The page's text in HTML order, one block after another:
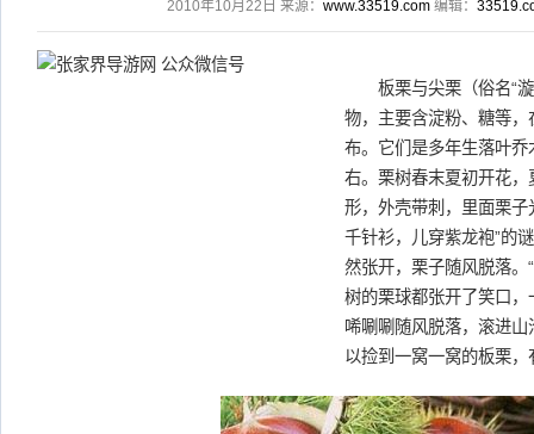
2010年10月22日 来源： www.33519.com编辑：
板栗与尖栗（俗名“漩
物，主要含淀粉、糖等，
布。它们是多年生落叶
右。栗树春末夏初开花
形，外壳带刺，里面栗子
千针衫，儿穿紫龙袍”的
然张开，栗子随风脱落。
树的栗球都张开了笑口
唏唰唰随风脱落，滚进
以捡到一窝一窝的板栗